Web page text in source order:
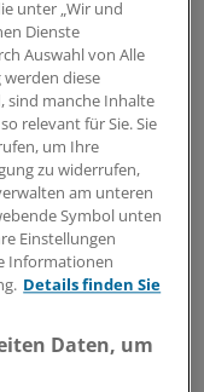
so Walther, sei eine
korreliere mit
- im
Hebelarme und
Kniegelenk
Hersteller an
unter „Wir und
Dienste
Auswahl von Alle
diese
sind manche Inhalte
relevant für Sie. Sie
um Ihre
zu widerrufen,
am unteren
Symbol unten
Einstellungen
Informationen
Details finden Sie
Daten, um